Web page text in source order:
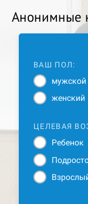
Анонимные
ВАШ ПОЛ:
мужской
женский
ЦЕЛЕВАЯ
Ребенок